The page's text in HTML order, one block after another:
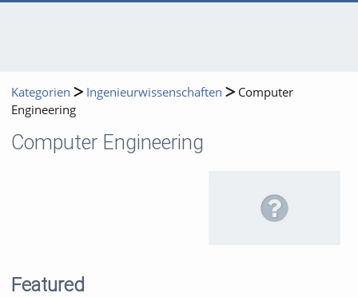
Kategorien Ingenieurwissenschaften
Computer
Engineering
Computer Engineering
Featured